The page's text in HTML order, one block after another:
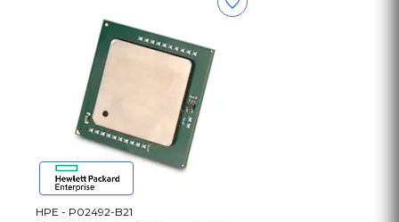
HPE - P02492-B21